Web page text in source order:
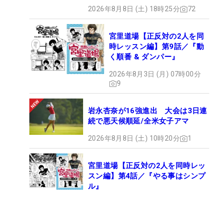
2026年8月8日 (土) 18時25分 72
宮里道場【正反対の2人を同
時レッスン編】第9話／『動
く順番 & ダンパー』
2026年8月3日 (月) 07時00分
9
岩永杏奈が16強進出 大会は3日連
続で悪天候順延/全米女子アマ
2026年8月8日 (土) 10時20分 1
宮里道場【正反対の2人を同時レッ
スン編】第4話／『やる事はシンプ
ル』